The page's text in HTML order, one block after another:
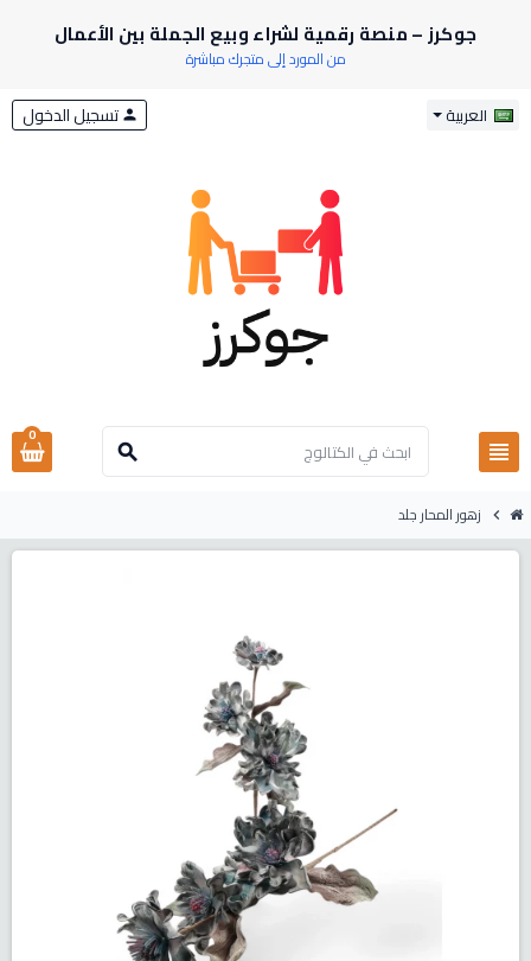
جوكرز – منصة رقمية لشراء وبيع الجملة بين الأعمال
من المورد إلى متجرك مباشرة
العربية
view_headline
search
person تسجيل الدخول
0
chevron_right زهور المحار جلد